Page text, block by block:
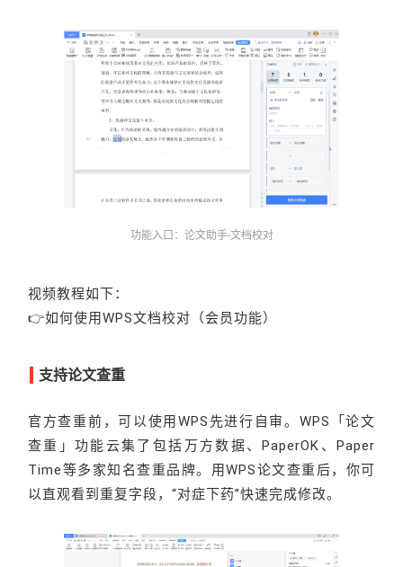
功能入口：论文助手-文档校对
视频教程如下：
👉如何使用WPS文档校对（会员功能）
支持论文查重
官方查重前，可以使用WPS先进行自审。WPS「论文
查重」功能云集了包括万方数据、PaperOK、Paper
Time等多家知名查重品牌。用WPS论文查重后，你可
以直观看到重复字段，“对症下药”快速完成修改。